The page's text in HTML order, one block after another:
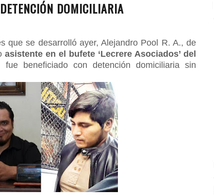
DOMICILIARIA
que se desarrolló ayer, Alejandro Pool R. A., de
asistente en el bufete ‘Lecrere Asociados’ del
fue beneficiado con detención domiciliaria sin